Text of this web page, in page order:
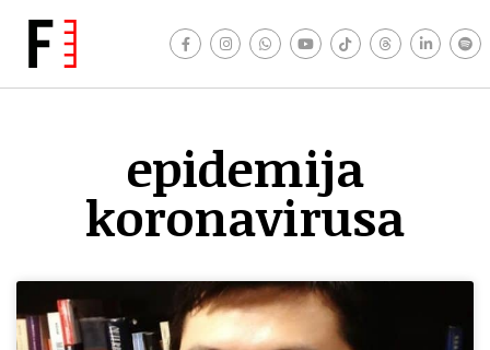
epidemija
koronavirusa